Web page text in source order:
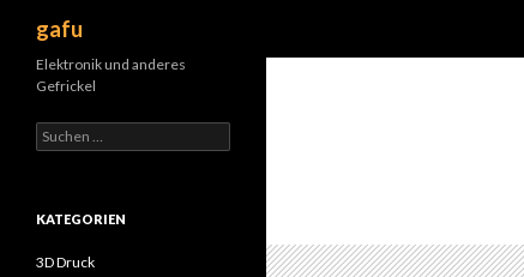
gafu
Elektronik und anderes
Gefrickel
Suche
nach:
KATEGORIEN
3D Druck